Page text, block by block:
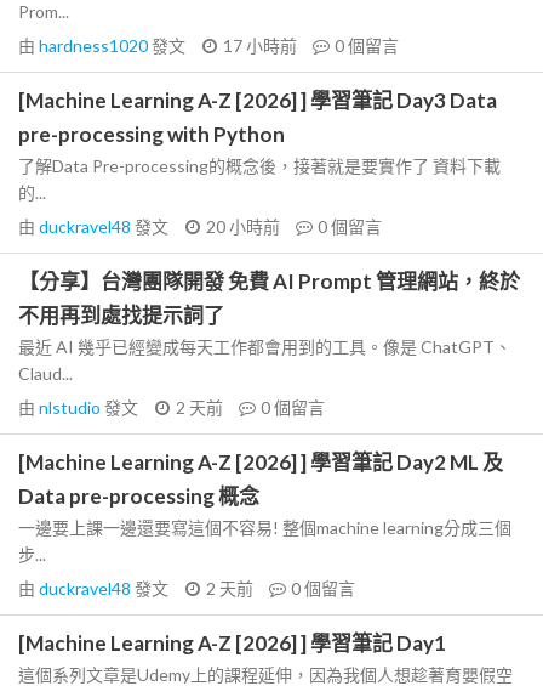
Prom...
由 hardness1020發文 17 小時前 0個留言
[Machine Learning A-Z [2026] ] 學習筆記 Day3 Data
pre-processing with Python
了解Data Pre-processing的概念後，接著就是要實作了 資料下載
的...
由 duckravel48 發文 20 小時前 0個留言
【分享】台灣團隊開發 免費 AI Prompt 管理網站，終於
不用再到處找提示詞了
最近 AI 幾乎已經變成每天工作都會用到的工具。像是 ChatGPT、
Claud...
由 nlstudio 發文 2 天前 0個留言
[Machine Learning A-Z [2026] ] 學習筆記 Day2 ML 及
Data pre-processing 概念
一邊要上課一邊還要寫這個不容易! 整個machine learning分成三個
步...
由 duckravel48 發文 2 天前 0個留言
[Machine Learning A-Z [2026] ] 學習筆記 Day1
這個系列文章是Udemy上的課程延伸，因為我個人想趁著育嬰假空